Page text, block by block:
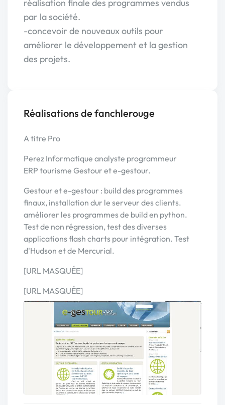
réalisation finale des programmes vendus
par la société.
-concevoir de nouveaux outils pour
améliorer le développement et la gestion
des projets.
Réalisations de fanchlerouge
A titre Pro
Perez Informatique analyste programmeur
ERP tourisme Gestour et e-gestour.
Gestour et e-gestour : build des programmes
finaux, installation dur le serveur des clients.
améliorer les programmes de build en python.
Test de non régression, test des diverses
applications flash charts pour intégration. Test
d'Hudson et de Mercurial.
[URL MASQUÉE]
[URL MASQUÉE]